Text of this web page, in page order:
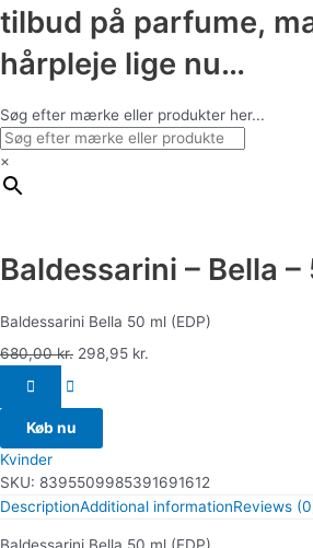
tilbud på parfume,
hårpleje lige nu…
Søg efter mærke eller produkter her...
×
Baldessarini – Bella –
Baldessarini Bella 50 ml (EDP)
680,00kr. 298,95 kr.
Køb nu
Kvinder
SKU: 8395509985391691612
DescriptionAdditional informationReviews